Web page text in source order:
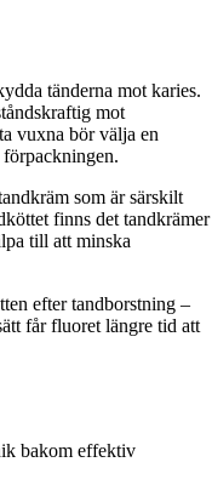
tänderna mot karies.
mot
vuxna bör välja en
som är särskilt
finns det tandkrämer
till att minska
efter tandborstning –
får fluoret längre tid att
bakom effektiv